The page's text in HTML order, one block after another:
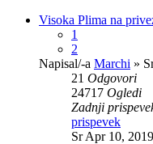
Visoka Plima na
1
2
Napisal/-a Marchi »
21 Odgovori
24717 Ogledi
Zadnji
prispevek
Sr Apr 10,